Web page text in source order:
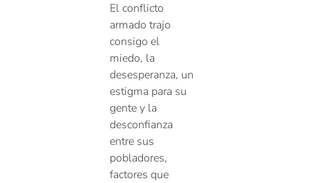
El conflicto
armado trajo
consigo el
miedo, la
desesperanza, un
estigma para su
gente y la
desconfianza
entre sus
pobladores,
factores que